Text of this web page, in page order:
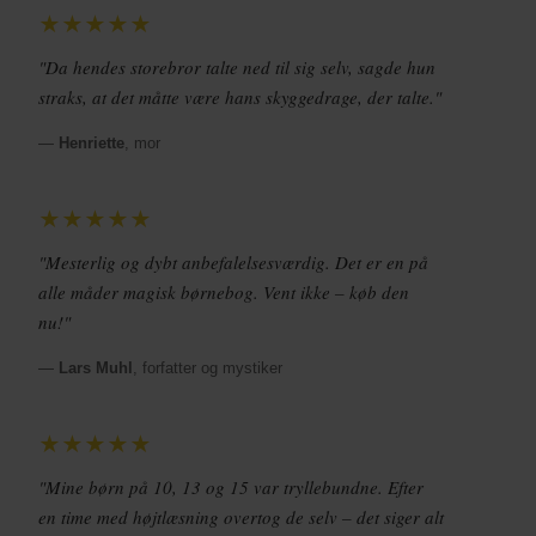
★★★★★
"Da hendes storebror talte ned til sig selv, sagde hun
straks, at det måtte være hans skyggedrage, der talte."
— Henriette, mor
★★★★★
"Mesterlig og dybt anbefalelsesværdig. Det er en på
alle måder magisk børnebog. Vent ikke – køb den
nu!"
— Lars Muhl , forfatter og mystiker
★★★★★
"Mine børn på 10, 13 og 15 var tryllebundne. Efter
en time med højtlæsning overtog de selv – det siger alt